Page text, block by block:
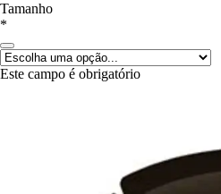
Tamanho
*
Este campo é obrigatório